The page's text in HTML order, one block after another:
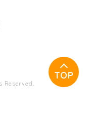
TOP
Reserved.